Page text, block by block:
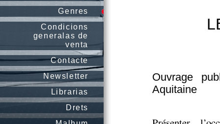
Genres
Condicions
generalas de
venta
Contacte
Newsletter
Librarias
Drets
Ouvrage
Aquitaine